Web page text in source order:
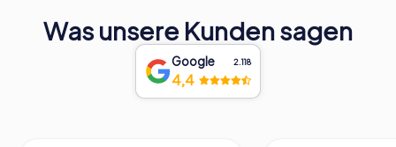
Was unsere Kunden sagen
Google 2.118
4,4